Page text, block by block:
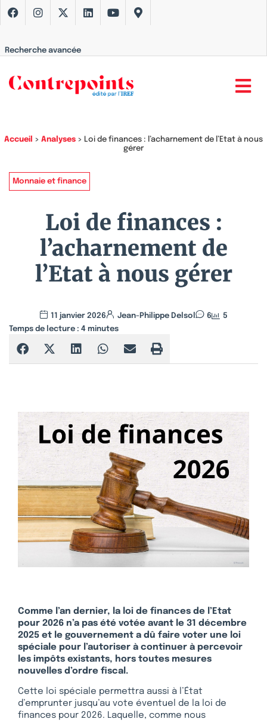
Recherche avancée
Accueil > Analyses > Loi de finances : l’acharnement de l’Etat à nous
gérer
Monnaie et finance
Loi de finances :
l’acharnement de
l’Etat à nous gérer
11 janvier 2026 Jean-Philippe Delsol 6
5
Temps de lecture : 4 minutes
Comme l’an dernier, la loi de finances de l’Etat
pour 2026 n’a pas été votée avant le 31 décembre
2025 et le gouvernement a dû faire voter une loi
spéciale pour l’autoriser à continuer à percevoir
les impôts existants, hors toutes mesures
nouvelles d’ordre fiscal.
Cette loi spéciale permettra aussi à l’État
d’emprunter jusqu’au vote éventuel de la loi de
finances pour 2026. Laquelle, comme nous